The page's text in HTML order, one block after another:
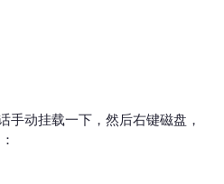
手动挂载一下，然后右键磁盘，